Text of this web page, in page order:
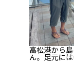
高松港から
ん。足元に